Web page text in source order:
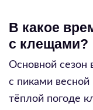
В какое
с клещами?
Основной сезон
с пиками
тёплой погоде